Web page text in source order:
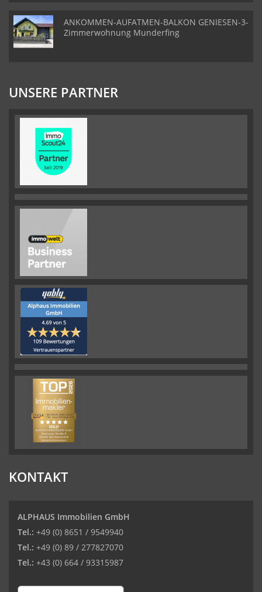
ANKOMMEN-AUFATMEN-BALKON GENIESEN-3-
Zimmerwohnung Munderfing
UNSERE PARTNER
KONTAKT
ALPHAUS Immobilien GmbH
Tel.: +49 (0) 8651 / 9549940
Tel.: +49 (0) 89 / 277827070
Tel.: +43 (0) 664 / 93315987